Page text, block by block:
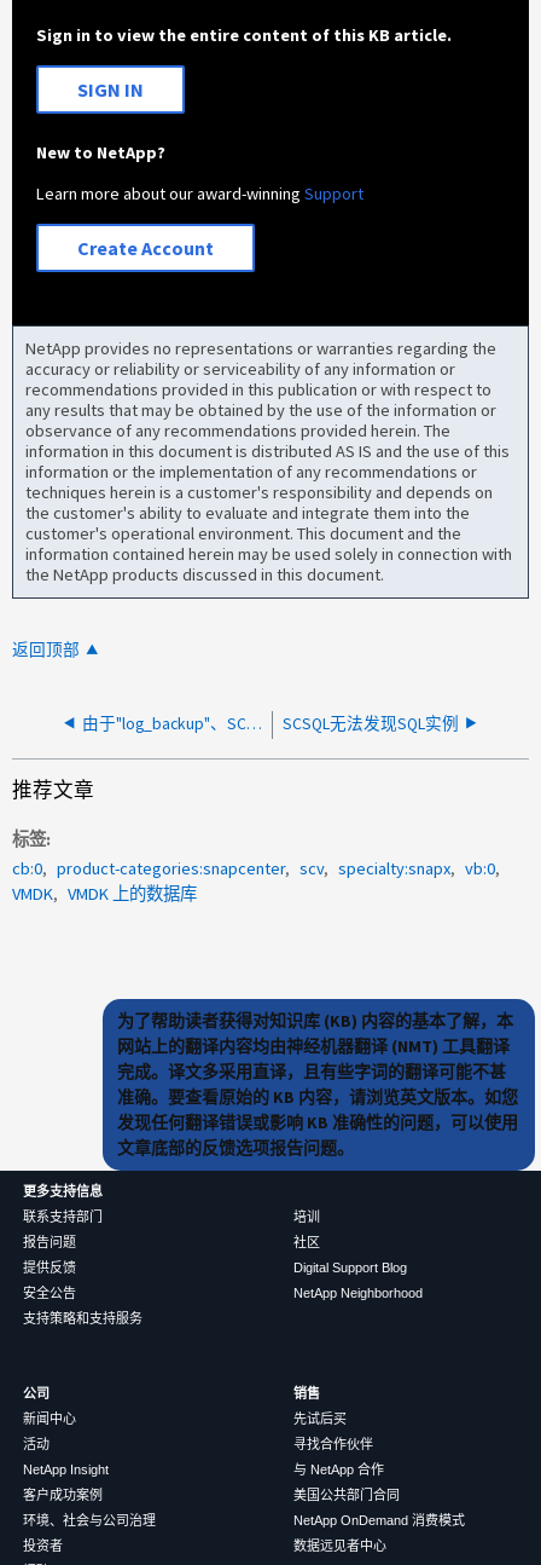
Sign in to view the entire content of this KB article.
SIGN IN
New to NetApp?
Learn more about our award-winningSupport
Create Account
NetApp provides no representations or warranties regarding the
accuracy or reliability or serviceability of any information or
recommendations provided in this publication or with respect to
any results that may be obtained by the use of the information or
observance of any recommendations provided herein. The
information in this document is distributed AS IS and the use of this
information or the implementation of any recommendations or
techniques herein is a customer's responsibility and depends on
the customer's ability to evaluate and integrate them into the
customer's operational environment. This document and the
information contained herein may be used solely in connection with
the NetApp products discussed in this document.
返回顶部
由于"log_backup"、SCSQL事务日志已满 SCSQL无法发现SQL实例
推荐文章
标签
cb:0
product-categories:snapcenter scv specialty:snapx
vb:0
VMDK
VMDK 上的数据库
为了帮助读者获得对知识库 (KB) 内容的基本了解，本
网站上的翻译内容均由神经机器翻译 (NMT) 工具翻译
完成。译文多采用直译，且有些字词的翻译可能不甚
准确。要查看原始的 KB 内容，请浏览英文版本。如您
发现任何翻译错误或影响 KB 准确性的问题，可以使用
文章底部的反馈选项报告问题。
更多支持信息
联系支持部门
报告问题
提供反馈
安全公告
支持策略和支持服务
培训
社区
Digital Support Blog
NetApp Neighborhood
公司
新闻中心
活动
NetApp Insight
客户成功案例
环境、社会与公司治理
投资者
销售
先试后买
寻找合作伙伴
与 NetApp 合作
美国公共部门合同
NetApp OnDemand 消费模式
数据远见者中心